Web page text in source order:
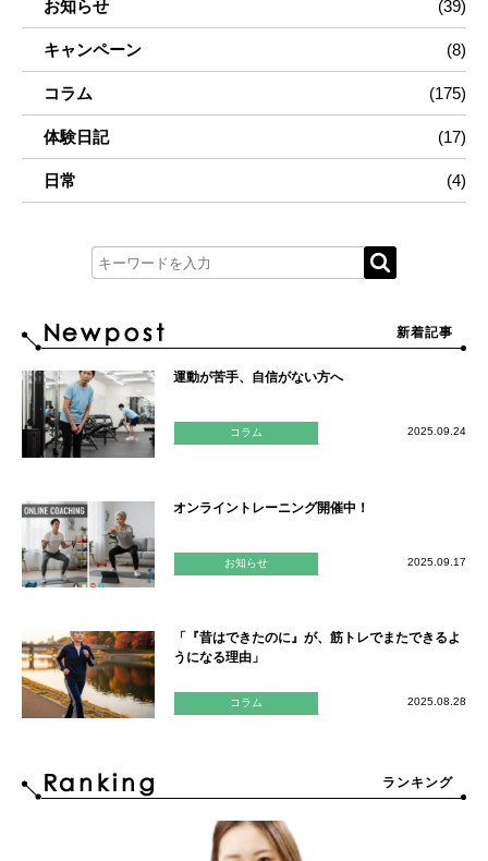
お知らせ (39)
キャンペーン (8)
コラム (175)
体験日記 (17)
日常 (4)
新着記事
運動が苦手、自信がない方へ
コラム 2025.09.24
オンライントレーニング開催中！
お知らせ 2025.09.17
「『昔はできたのに』が、筋トレでまたできるよ
うになる理由」
コラム 2025.08.28
ランキング